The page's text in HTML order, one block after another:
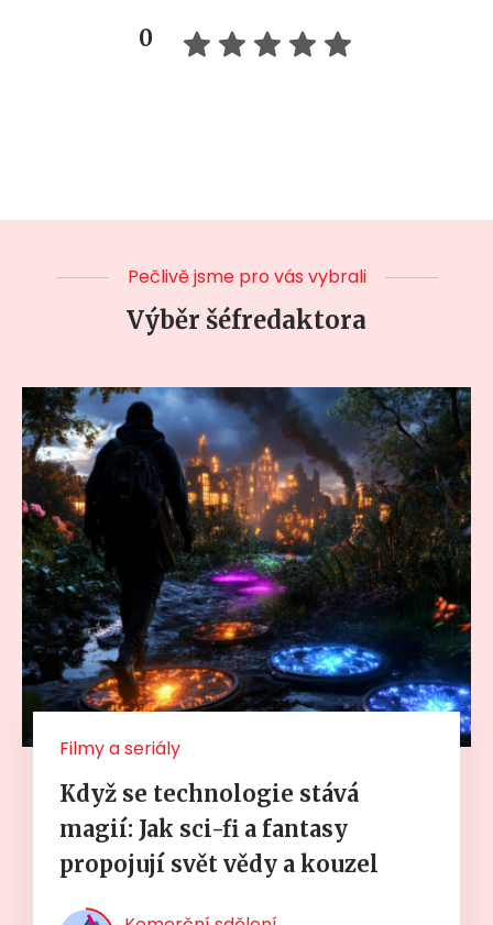
0
Pečlivě jsme pro vás vybrali
Výběr šéfredaktora
Filmy a seriály
Když se technologie stává
magií: Jak sci-fi a fantasy
propojují svět vědy a kouzel